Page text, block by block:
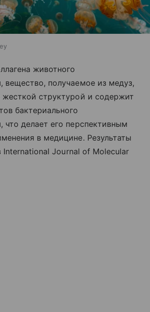
животного
вещество, получаемое из медуз,
жесткой структурой и содержит
бактериального
что делает его перспективным
в медицине. Результаты
International Journal of Molecular